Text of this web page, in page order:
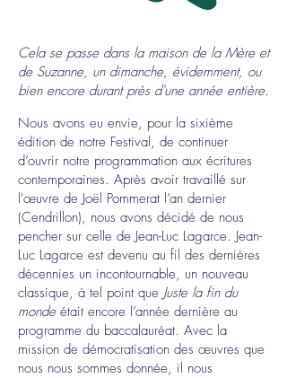
moment
en tournée
Cela se passe dans la maison de la Mère et
de Suzanne, un dimanche, évidemment, ou
bien encore durant près d'une année entière.
Nous avons eu envie, pour la sixième
édition de notre Festival, de continuer
d’ouvrir notre programmation aux écritures
contemporaines. Après avoir travaillé sur
l'œuvre de Joël Pommerat l’an dernier
(Cendrillon), nous avons décidé de nous
pencher sur celle de Jean-Luc Lagarce. Jean-
Luc Lagarce est devenu au fil des dernières
décennies un incontournable, un nouveau
classique, à tel point que Juste la fin du
mondeétait encore l’année dernière au
programme du baccalauréat. Avec la
mission de démocratisation des œuvres que
nous nous sommes donnée, il nous